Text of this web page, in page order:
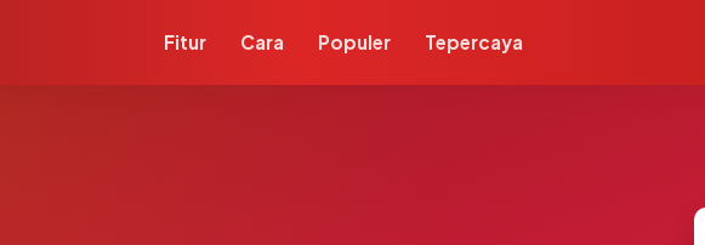
Fitur Cara Populer Tepercaya